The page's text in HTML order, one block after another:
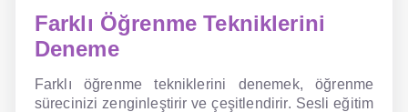
Farklı Öğrenme Tekniklerini
Deneme
Farklı öğrenme tekniklerini denemek, öğrenme
sürecinizi zenginleştirir ve çeşitlendirir. Sesli eğitim